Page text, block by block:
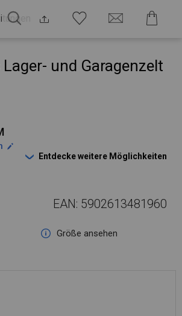
und Garagenzelt
Entdecke weitere Möglichkeiten
EAN: 5902613481960
Größe ansehen